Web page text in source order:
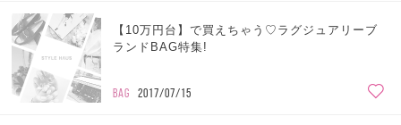
【10万円台】で買えちゃう♡ラグジュアリーブ
ランドBAG特集!
BAG 2017/07/15